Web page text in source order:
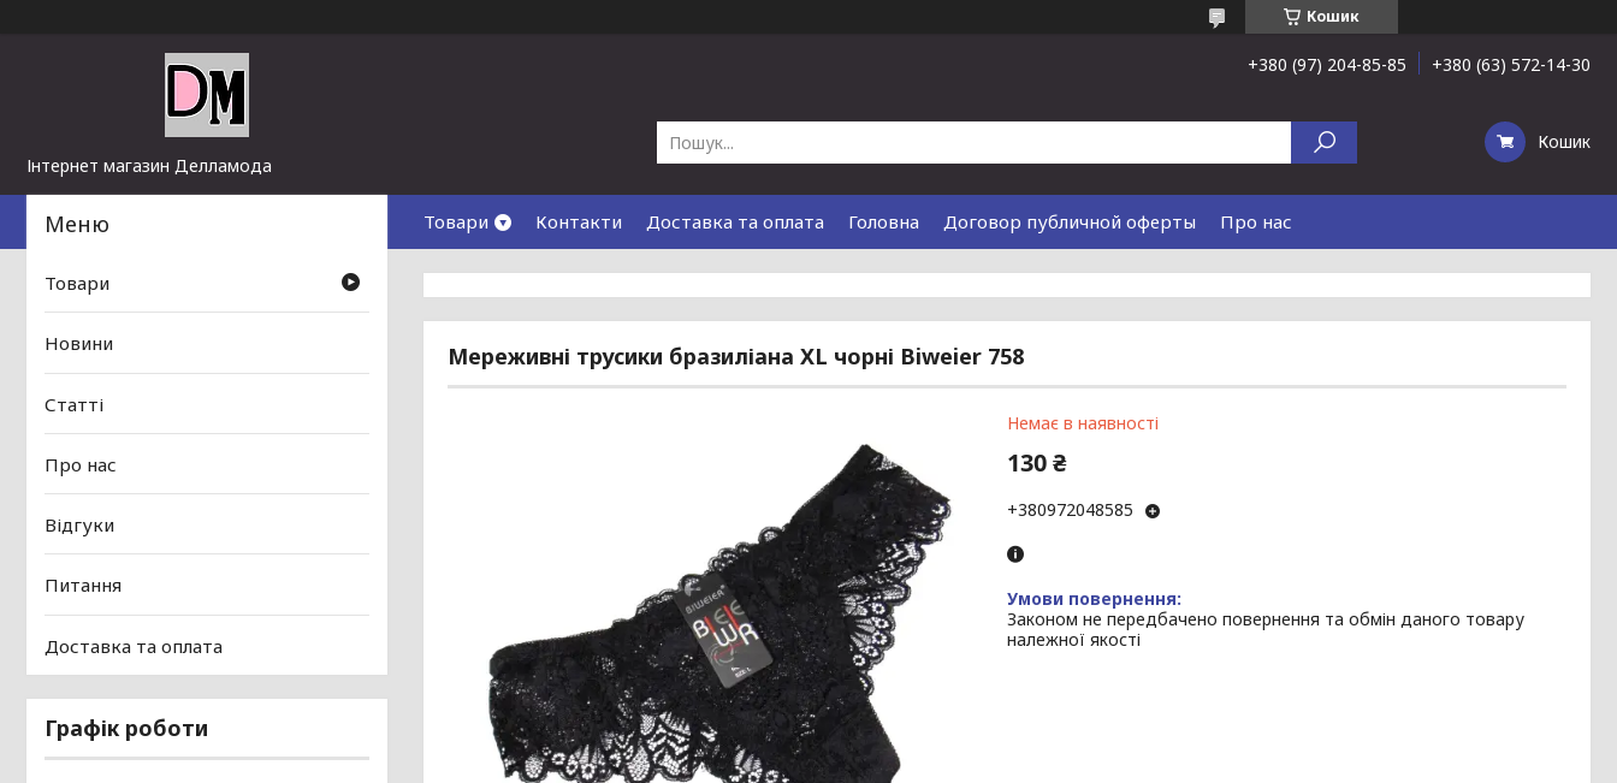
Кошик
Інтернет магазин Делламода
+380 (97) 204-85-85 +380 (63) 572-14-30
Кошик
Товари Контакти Доставка та оплата Головна Договор публичной оферты Про нас
Мереживні трусики бразиліана XL чорні Biweier 758
Немає в наявності
130 ₴
+380972048585
Законом не передбачено повернення та обмін даного товару
належної якості
Товари
Новини
Статті
Про нас
Відгуки
Питання
Доставка та оплата
Графік роботи